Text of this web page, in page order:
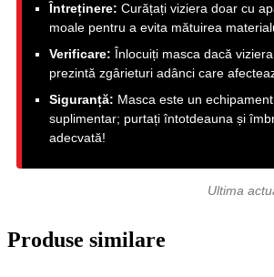
Întreținere: Curățați viziera doar cu
moale pentru a evita mătuirea
Verificare: Înlocuiți masca dacă
prezintă zgârieturi adânci care
Siguranță: Masca este un
suplimentar; purtați întotdeauna și
adecvată!
Ultima
Produse similare